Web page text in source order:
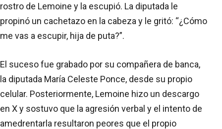
rostro de Lemoine y la escupió. La diputada le
propinó un cachetazo en la cabeza y le gritó: “¿Cómo
me vas a escupir, hija de puta?”.
El suceso fue grabado por su compañera de banca,
la diputada María Celeste Ponce, desde su propio
celular. Posteriormente, Lemoine hizo un descargo
en X y sostuvo que la agresión verbal y el intento de
amedrentarla resultaron peores que el propio